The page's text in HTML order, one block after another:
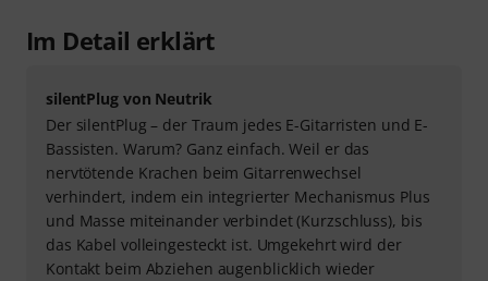
Im Detail erklärt
silentPlug von Neutrik
Der silentPlug – der Traum jedes E-Gitarristen und E-
Bassisten. Warum? Ganz einfach. Weil er das
nervtötende Krachen beim Gitarrenwechsel
verhindert, indem ein integrierter Mechanismus Plus
und Masse miteinander verbindet (Kurzschluss), bis
das Kabel volleingesteckt ist. Umgekehrt wird der
Kontakt beim Abziehen augenblicklich wieder